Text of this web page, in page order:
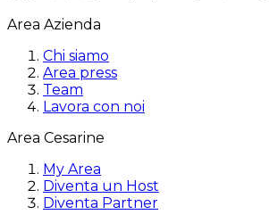
Area Azienda
Chi siamo
Area press
Team
Lavora con noi
Area Cesarine
My Area
Diventa un Host
Diventa Partner